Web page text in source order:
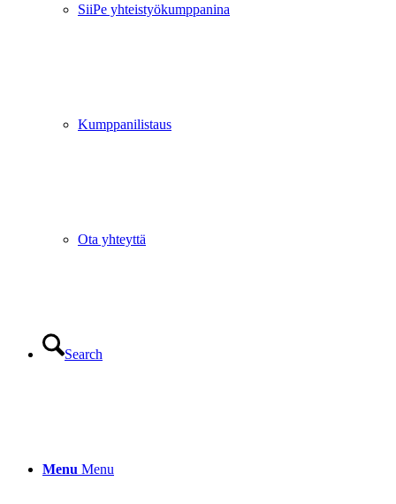
SiiPe yhteistyökumppanina
Kumppanilistaus
Ota yhteyttä
Search
Menu Menu